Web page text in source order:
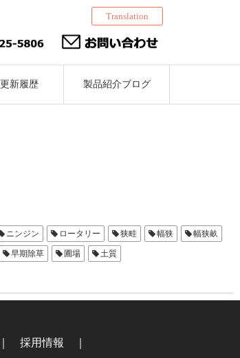
Translation
更新履歴 製品紹介ブログ
ニンジン ロータリー 狭畦 幅狭 幅狭畝
早期除草 圃場 土質
採用情報